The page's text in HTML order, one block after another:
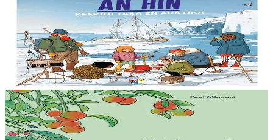
Tommadur an hin : Kefridi Tara en Arktika
Anavezout a ra mat Billy ar mor ha tommadur an hin : studiañ a ra
he mamm ar skornegoù oteuziñ e bourzh ur vag skiantel, ar
oueletenn Tara. Kinnig a ra Billy...
Er stok15,00 €
15 vloaz hag ouzhpenn
Bannoù-heol
Al liorzh marzhus